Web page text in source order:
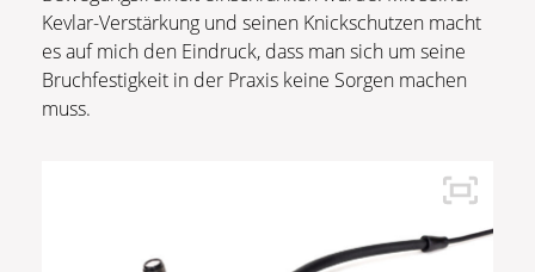
Kevlar-Verstärkung und seinen Knickschutzen macht
es auf mich den Eindruck, dass man sich um seine
Bruchfestigkeit in der Praxis keine Sorgen machen
muss.